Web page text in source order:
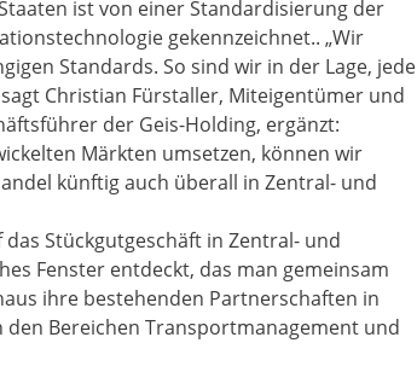
ist von einer Standardisierung der
gekennzeichnet.. „Wir
Standards. So sind wir in der Lage, jede
Christian Fürstaller, Miteigentümer und
der Geis-Holding, ergänzt:
Märkten umsetzen, können wir
künftig auch überall in Zentral- und
Stückgutgeschäft in Zentral- und
Fenster entdeckt, das man gemeinsam
ihre bestehenden Partnerschaften in
Bereichen Transportmanagement und